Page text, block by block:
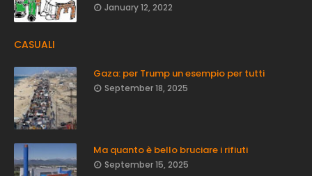
January 12, 2022
CASUALI
Gaza: per Trump un esempio per tutti
September 18, 2025
Ma quanto è bello bruciare i rifiuti
September 15, 2025